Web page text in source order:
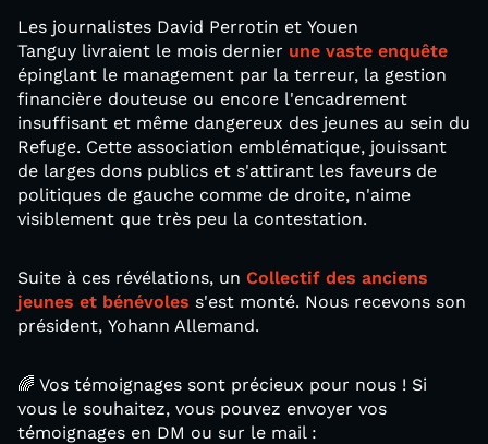
Les journalistes David Perrotin et Youen
Tanguy livraient le mois dernier une vaste enquête
épinglant le management par la terreur, la gestion
financière douteuse ou encore l'encadrement
insuffisant et même dangereux des jeunes au sein du
Refuge. Cette association emblématique, jouissant
de larges dons publics et s'attirant les faveurs de
politiques de gauche comme de droite, n'aime
visiblement que très peu la contestation.
Suite à ces révélations, un Collectif des anciens
jeunes et bénévoles s'est monté. Nous recevons son
président, Yohann Allemand.
🌈 Vos témoignages sont précieux pour nous ! Si
vous le souhaitez, vous pouvez envoyer vos
témoignages en DM ou sur le mail :